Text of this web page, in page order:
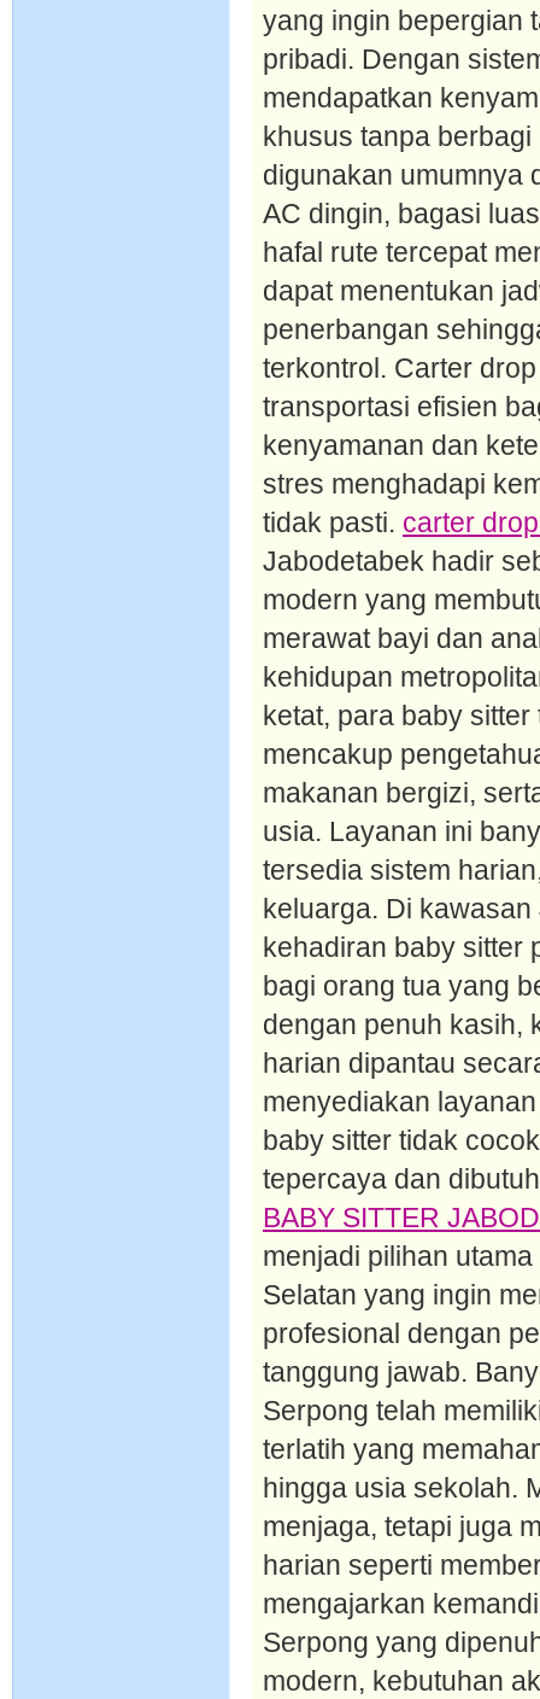
yang ingin bepergian
pribadi. Dengan
mendapatkan
khusus tanpa
digunakan umumnya
AC dingin, bagasi
hafal rute tercepat
dapat menentukan
penerbangan
terkontrol. Carter
transportasi efisien
kenyamanan dan
stres menghadapi
tidak pasti. carter
Jabodetabek hadir
modern yang
merawat bayi dan
kehidupan
ketat, para baby
mencakup
makanan bergizi,
usia. Layanan ini
tersedia sistem
keluarga. Di
kehadiran baby sitter
bagi orang tua yang
dengan penuh kasih,
harian dipantau
menyediakan
baby sitter tidak
tepercaya dan
BABY SITTER
menjadi pilihan
Selatan yang ingin
profesional dengan
tanggung jawab.
Serpong telah
terlatih yang
hingga usia sekolah.
menjaga, tetapi juga
harian seperti
mengajarkan
Serpong yang
modern, kebutuhan